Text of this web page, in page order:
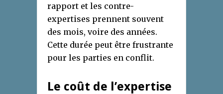
rapport et les contre-
expertises prennent souvent
des mois, voire des années.
Cette durée peut être frustrante
pour les parties en conflit.
Le coût de l’expertise